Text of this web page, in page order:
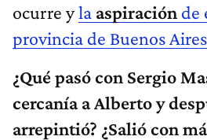
ocurre yla aspiración de
provincia de Buenos Aires
¿Qué pasó con Sergio
cercanía a Alberto y
arrepintió? ¿Salió con